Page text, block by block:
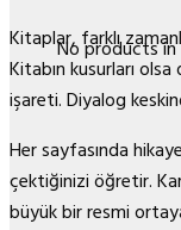
No products
Kitaplar, farklı
Kitabın kusurları
işareti. Diyalog
Her sayfasında
çektiğinizi öğretir.
büyük bir resmi